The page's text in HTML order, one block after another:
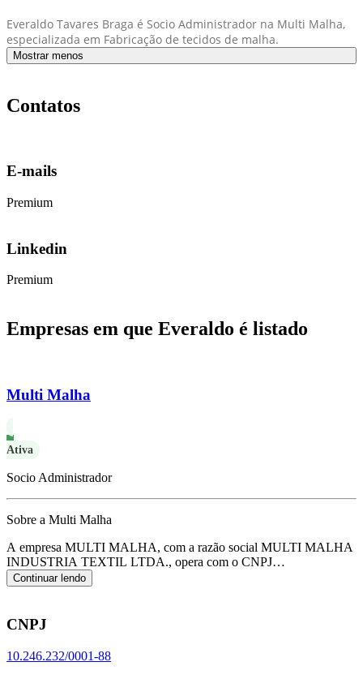
Everaldo Tavares Braga é Socio Administrador na Multi Malha,
especializada em Fabricação de tecidos de malha.
Mostrar menos
Contatos
E-mails
Premium
Linkedin
Premium
Empresas em que Everaldo é listado
Multi Malha
Ativa
Socio Administrador
Sobre a Multi Malha
A empresa MULTI MALHA, com a razão social MULTI MALHA
INDUSTRIA TEXTIL LTDA., opera com o CNPJ
10.246.232/0001-88 e tem sua sede localizada em Jaragua do
Sul/SC.Seu foco principal de atuação é de fabricação de tecidos de
Continuar lendo
CNPJ
10.246.232/0001-88